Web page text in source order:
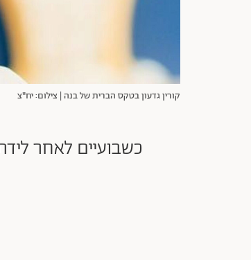
קורין גדעון בטקס הברית של בנה | צילום: יח"צ
כשבועיים לאחר